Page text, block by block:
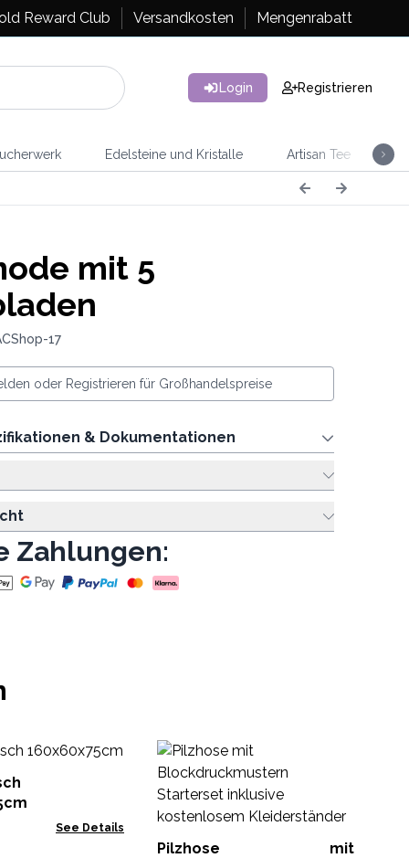
Reward Club Versandkosten Mengenrabatt
Login Registrieren
Edelsteine und Kristalle Artisan Tee
mit 5
17
oder Registrieren für Großhandelspreise
& Dokumentationen
Zahlungen:
See Details
Pilzhose mit